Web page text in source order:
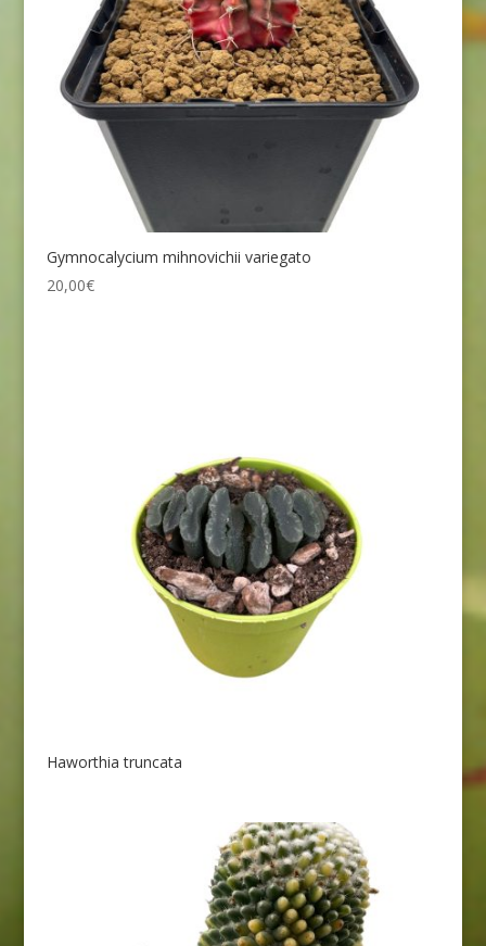
Gymnocalycium mihnovichii variegato
20,00€
Haworthia truncata